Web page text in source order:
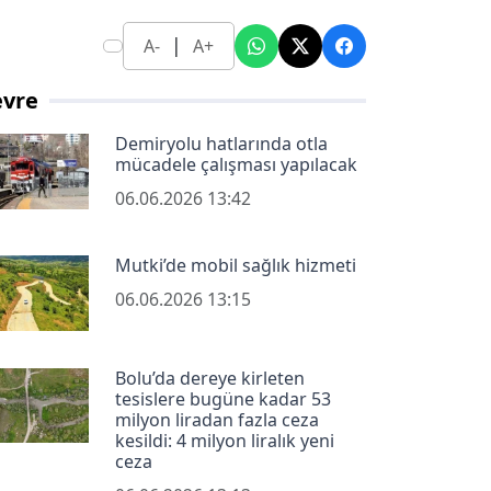
A- | A+
Demiryolu hatlarında otla
mücadele çalışması yapılacak
06.06.2026 13:42
Mutki’de mobil sağlık hizmeti
06.06.2026 13:15
Bolu’da dereye kirleten
tesislere bugüne kadar 53
milyon liradan fazla ceza
kesildi: 4 milyon liralık yeni
ceza